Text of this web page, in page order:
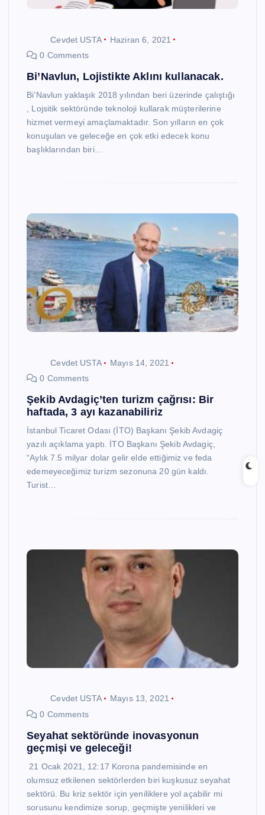
Cevdet USTA
Haziran 6, 2021
0 Comments
Bi’Navlun, Lojistikte Aklını kullanacak.
Bi’Navlun yaklaşık 2018 yılından beri üzerinde çalıştığı
, Lojsitik sektöründe teknoloji kullarak müşterilerine
hizmet vermeyi amaçlamaktadır. Son yılların en çok
konuşulan ve geleceğe en çok etki edecek konu
başlıklarından biri…
Cevdet USTA
Mayıs 14, 2021
0 Comments
Şekib Avdagiç’ten turizm çağrısı: Bir
haftada, 3 ayı kazanabiliriz
İstanbul Ticaret Odası (İTO) Başkanı Şekib Avdagiç
yazılı açıklama yaptı. İTO Başkanı Şekib Avdagiç,
“Aylık 7.5 milyar dolar gelir elde ettiğimiz ve feda
edemeyeceğimiz turizm sezonuna 20 gün kaldı.
Turist…
Cevdet USTA
Mayıs 13, 2021
0 Comments
Seyahat sektöründe inovasyonun
geçmişi ve geleceği!
21 Ocak 2021, 12:17 Korona pandemisinde en
olumsuz etkilenen sektörlerden biri kuşkusuz seyahat
sektörü. Bu kriz sektör için yeniliklere yol açabilir mi
sorusunu kendimize sorup, geçmişte yenilikleri ve